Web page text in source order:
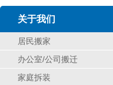
关于我们
居民搬家
办公室/公司搬迁
家庭拆装